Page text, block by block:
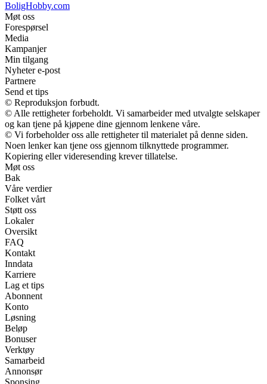
BoligHobby.com
Møt oss
Forespørsel
Media
Kampanjer
Min tilgang
Nyheter e-post
Partnere
Send et tips
© Reproduksjon forbudt.
© Alle rettigheter forbeholdt. Vi samarbeider med utvalgte selskaper
og kan tjene på kjøpene dine gjennom lenkene våre.
© Vi forbeholder oss alle rettigheter til materialet på denne siden.
Noen lenker kan tjene oss gjennom tilknyttede programmer.
Kopiering eller videresending krever tillatelse.
Møt oss
Bak
Våre verdier
Folket vårt
Støtt oss
Lokaler
Oversikt
FAQ
Kontakt
Inndata
Karriere
Lag et tips
Abonnent
Konto
Løsning
Beløp
Bonuser
Verktøy
Samarbeid
Annonsør